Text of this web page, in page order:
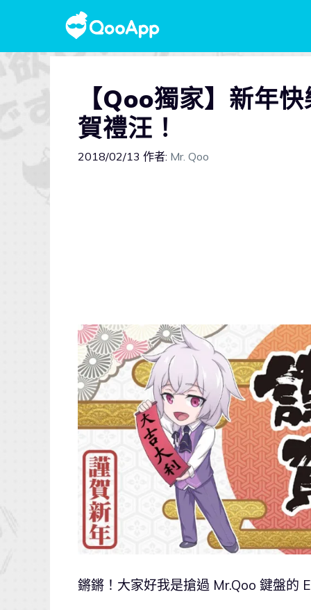
【Qoo獨家】新年
賀禮汪！
2018/02/13 作者: Mr. Qoo
鏘鏘！大家好我是搶過 Mr.Qoo 鍵盤的